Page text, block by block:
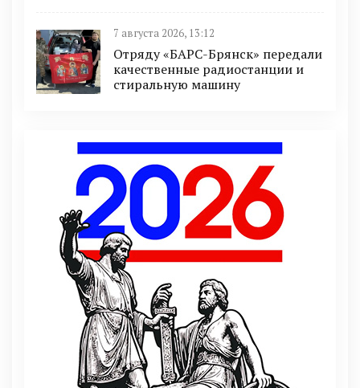
7 августа 2026, 13:12
Отряду «БАРС-Брянск» передали
качественные радиостанции и
стиральную машину